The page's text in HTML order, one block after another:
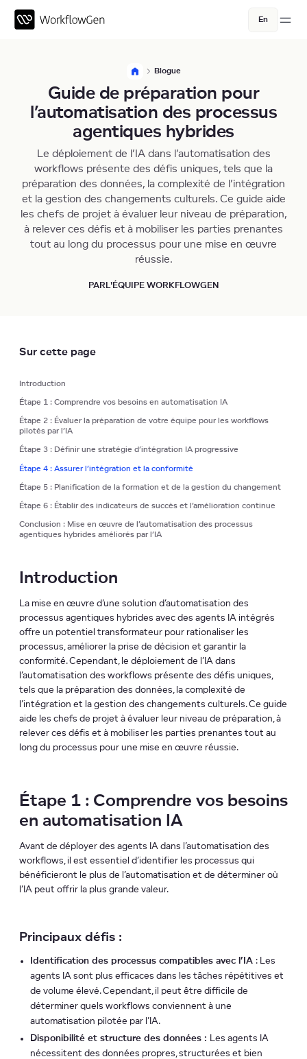
En
Blogue
Guide de préparation pour
l’automatisation des processus
agentiques hybrides
Le déploiement de l’IA dans l’automatisation des
workflows présente des défis uniques, tels que la
préparation des données, la complexité de l’intégration
et la gestion des changements culturels. Ce guide aide
les chefs de projet à évaluer leur niveau de préparation,
à relever ces défis et à mobiliser les parties prenantes
tout au long du processus pour une mise en œuvre
réussie.
PAR L'ÉQUIPE WORKFLOWGEN
Sur cette page
Introduction
Étape 1 : Comprendre vos besoins en automatisation IA
Étape 2 : Évaluer la préparation de votre équipe pour les workflows
pilotés par l’IA
Étape 3 : Définir une stratégie d’intégration IA progressive
Étape 4 : Assurer l’intégration et la conformité
Étape 5 : Planification de la formation et de la gestion du changement
Étape 6 : Établir des indicateurs de succès et l’amélioration continue
Conclusion : Mise en œuvre de l’automatisation des processus
agentiques hybrides améliorés par l’IA
Introduction
La mise en œuvre d’une solution d’automatisation des
processus agentiques hybrides avec des agents IA intégrés
offre un potentiel transformateur pour rationaliser les
processus, améliorer la prise de décision et garantir la
conformité. Cependant, le déploiement de l’IA dans
l’automatisation des workflows présente des défis uniques,
tels que la préparation des données, la complexité de
l’intégration et la gestion des changements culturels. Ce guide
aide les chefs de projet à évaluer leur niveau de préparation, à
relever ces défis et à mobiliser les parties prenantes tout au
long du processus pour une mise en œuvre réussie.
Étape 1 : Comprendre vos besoins
en automatisation IA
Avant de déployer des agents IA dans l’automatisation des
workflows, il est essentiel d’identifier les processus qui
bénéficieront le plus de l’automatisation et de déterminer où
l’IA peut offrir la plus grande valeur.
Principaux défis :
Identification des processus compatibles avec l’IA : Les
agents IA sont plus efficaces dans les tâches répétitives et
de volume élevé. Cependant, il peut être difficile de
déterminer quels workflows conviennent à une
automatisation pilotée par l’IA.
Disponibilité et structure des données : Les agents IA
nécessitent des données propres, structurées et bien